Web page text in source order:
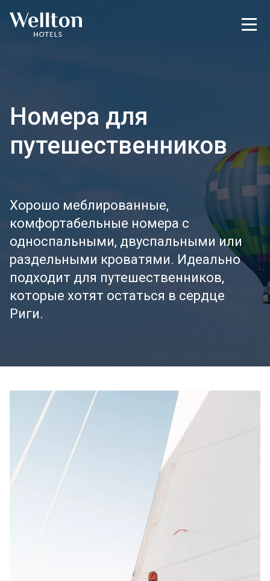
Номера для
путешественников
Хорошо меблированные,
комфортабельные номера с
односпальными, двуспальными или
раздельными кроватями. Идеально
подходит для путешественников,
которые хотят остаться в сердце
Риги.